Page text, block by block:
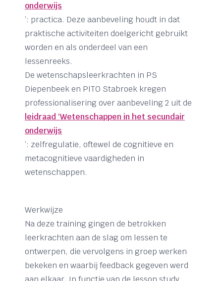
onderwijs
’: practica. Deze aanbeveling houdt in dat
praktische activiteiten doelgericht gebruikt
worden en als onderdeel van een
lessenreeks.
De wetenschapsleerkrachten in PS
Diepenbeek en PITO Stabroek kregen
professionalisering over aanbeveling 2 uit de
leidraad ‘Wetenschappen in het secundair
onderwijs
’: zelfregulatie, oftewel de cognitieve en
metacognitieve vaardigheden in
wetenschappen.
Werkwijze
Na deze training gingen de betrokken
leerkrachten aan de slag om lessen te
ontwerpen, die vervolgens in groep werken
bekeken en waarbij feedback gegeven werd